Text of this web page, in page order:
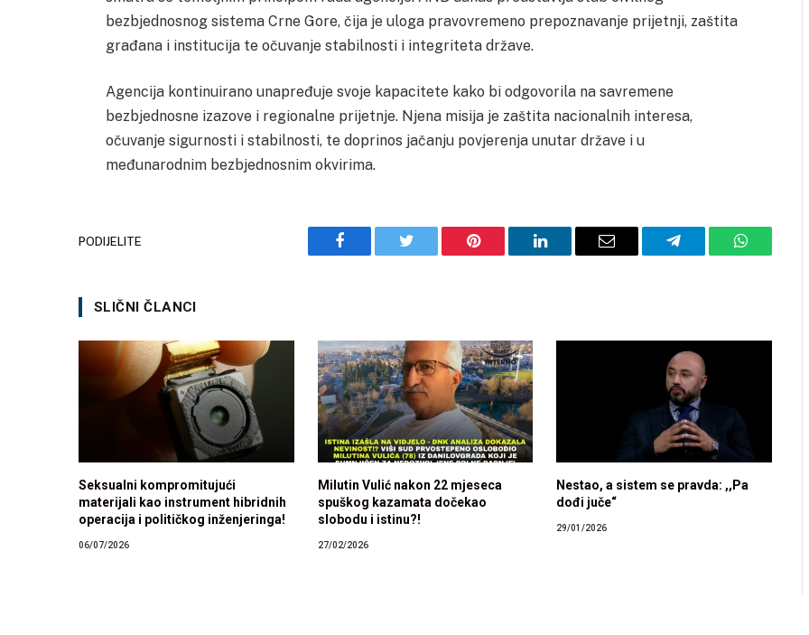
bezbjednosnog sistema Crne Gore, čija je uloga pravovremeno prepoznavanje prijetnji, zaštita
građana i institucija te očuvanje stabilnosti i integriteta države.
Agencija kontinuirano unapređuje svoje kapacitete kako bi odgovorila na savremene
bezbjednosne izazove i regionalne prijetnje. Njena misija je zaštita nacionalnih interesa,
očuvanje sigurnosti i stabilnosti, te doprinos jačanju povjerenja unutar države i u
međunarodnim bezbjednosnim okvirima.
PODIJELITE
Facebook Twitter Pinterest LinkedIn Email Telegram WhatsApp
SLIČNI ČLANCI
Seksualni kompromitujući
materijali kao instrument hibridnih
operacija i političkog inženjeringa!
06/07/2026
Milutin Vulić nakon 22 mjeseca
spuškog kazamata dočekao
slobodu i istinu?!
27/02/2026
Nestao, a sistem se pravda: ,,Pa
dođi juče“
29/01/2026